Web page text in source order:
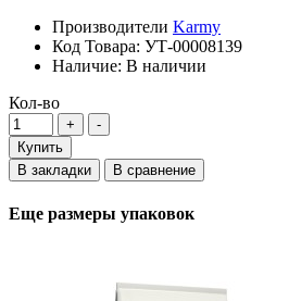
Производители Karmy
Код Товара: УТ-00008139
Наличие: В наличии
Кол-во
Купить
В закладки
В сравнение
Еще размеры упаковок